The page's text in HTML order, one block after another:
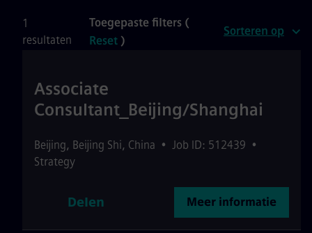
1
resultaten
Toegepaste filters (
Reset )
Sorteren op
Associate
Consultant_Beijing/Shanghai
Beijing, Beijing Shi, China • Job ID: 512439 •
Strategy
Delen Meer informatie